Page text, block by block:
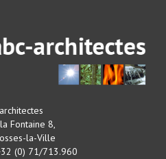
Fontaine 8,
la-Ville
(0) 71/713.960